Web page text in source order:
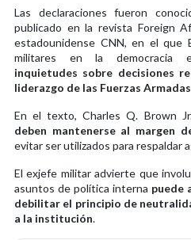
Las declaraciones fueron
publicado en la revista Foreign
estadounidense CNN, en el que
militares en la democracia
inquietudes sobre decisiones
liderazgo de las Fuerzas Armadas
En el texto, Charles Q. Brown
deben mantenerse al margen
evitar ser utilizados para respaldar
El exjefe militar advierte que
asuntos de política interna puede
debilitar el principio de
a la institución.